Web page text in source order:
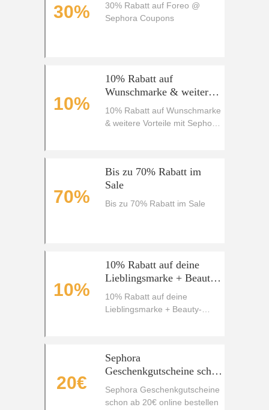
30%
30% Rabatt auf Foreo @
Sephora Coupons
10%
10% Rabatt auf
Wunschmarke & weitere
Vorteile mit Sephora
Unlimited
10% Rabatt auf Wunschmarke
& weitere Vorteile mit Sephora
70%
Bis zu 70% Rabatt im
Sale
Bis zu 70% Rabatt im Sale
10%
10% Rabatt auf deine
Lieblingsmarke + Beauty-
Überraschung
10% Rabatt auf deine
Lieblingsmarke + Beauty-
20€
Sephora
Geschenkgutscheine schon
ab 20€ online bestellen
Sephora Geschenkgutscheine
schon ab 20€ online bestellen